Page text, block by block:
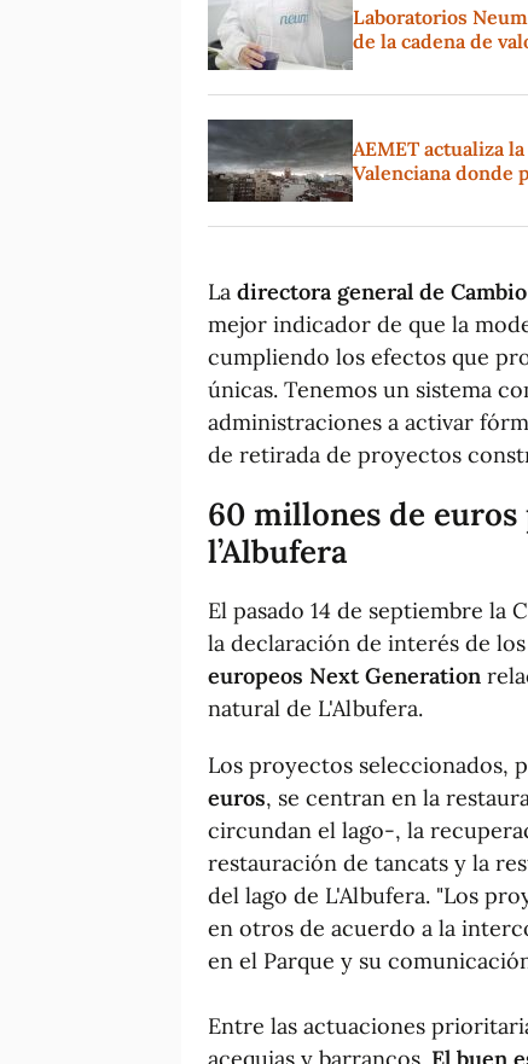
Laboratorios
de la cadena de
AEMET actualiza
Valenciana donde
La directora general de
mejor indicador de que la
cumpliendo los efectos que
únicas. Tenemos un sistema
administraciones a activar
de retirada de proyectos
60 millones de
l’Albufera
El pasado 14 de septiembre la
la declaración de interés de
europeos Next Generation
natural de L'Albufera.
Los proyectos seleccionados,
euros, se centran en la
circundan el lago-, la
restauración de tancats y la
del lago de L'Albufera. "Los
en otros de acuerdo a la
en el Parque y su
Entre las actuaciones
acequias y barrancos. El buen